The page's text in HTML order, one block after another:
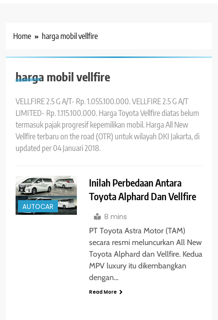
Home harga mobil vellfire
harga mobil vellfire
VELLFIRE 2.5 G A/T- Rp. 1.055.100.000. VELLFIRE 2.5 G A/T
LIMITED- Rp. 1.115.100.000. Harga Toyota Vellfire diatas belum
termasuk pajak progresif kepemilikan mobil. Harga All New
Vellfire terbaru on the road (OTR) untuk wilayah DKI Jakarta, di
updated per 04 Januari 2018.
AUTOCAR
Inilah Perbedaan Antara
Toyota Alphard Dan Vellfire
8 mins
PT Toyota Astra Motor (TAM)
secara resmi meluncurkan All New
Toyota Alphard dan Vellfire. Kedua
MPV luxury itu dikembangkan
dengan…
Read More